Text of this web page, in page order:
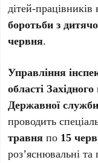
дітей-
боротьби з
червня.
Управління
області
Державної
проводить
травня по 15
роз’яснювальні та